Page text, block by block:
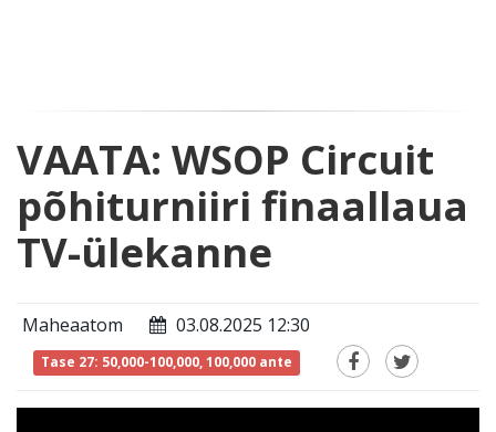
VAATA: WSOP Circuit
põhiturniiri finaallaua
TV-ülekanne
Maheaatom 03.08.2025 12:30
Tase 27: 50,000-100,000, 100,000 ante